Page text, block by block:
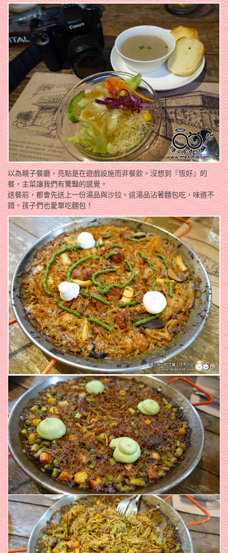
以為親子餐廳，亮點是在遊戲設施而非餐飲。沒想到『恆好』的
餐，主菜讓我們有驚豔的感覺。
送餐前，都會先送上一份湯品與沙拉。這湯品沾著麵包吃，味道不
錯。孩子們也愛單吃麵包！